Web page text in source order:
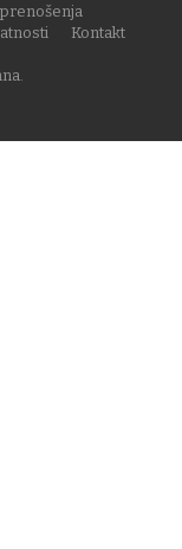
Kontakt